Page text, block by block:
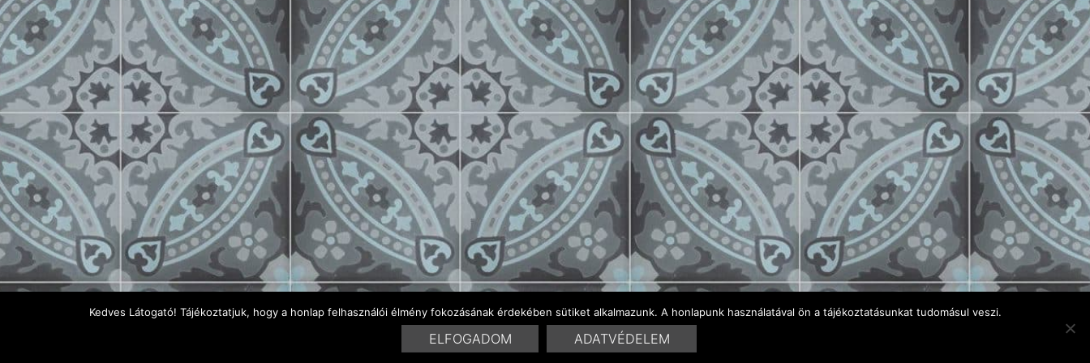
Kedves Látogató! Tájékoztatjuk, hogy a honlap felhasználói élmény fokozásának érdekében sütiket alkalmazunk. A honlapunk használatával ön a tájékoztatásunkat tudomásul veszi.
ELFOGADOM ADATVÉDELEM